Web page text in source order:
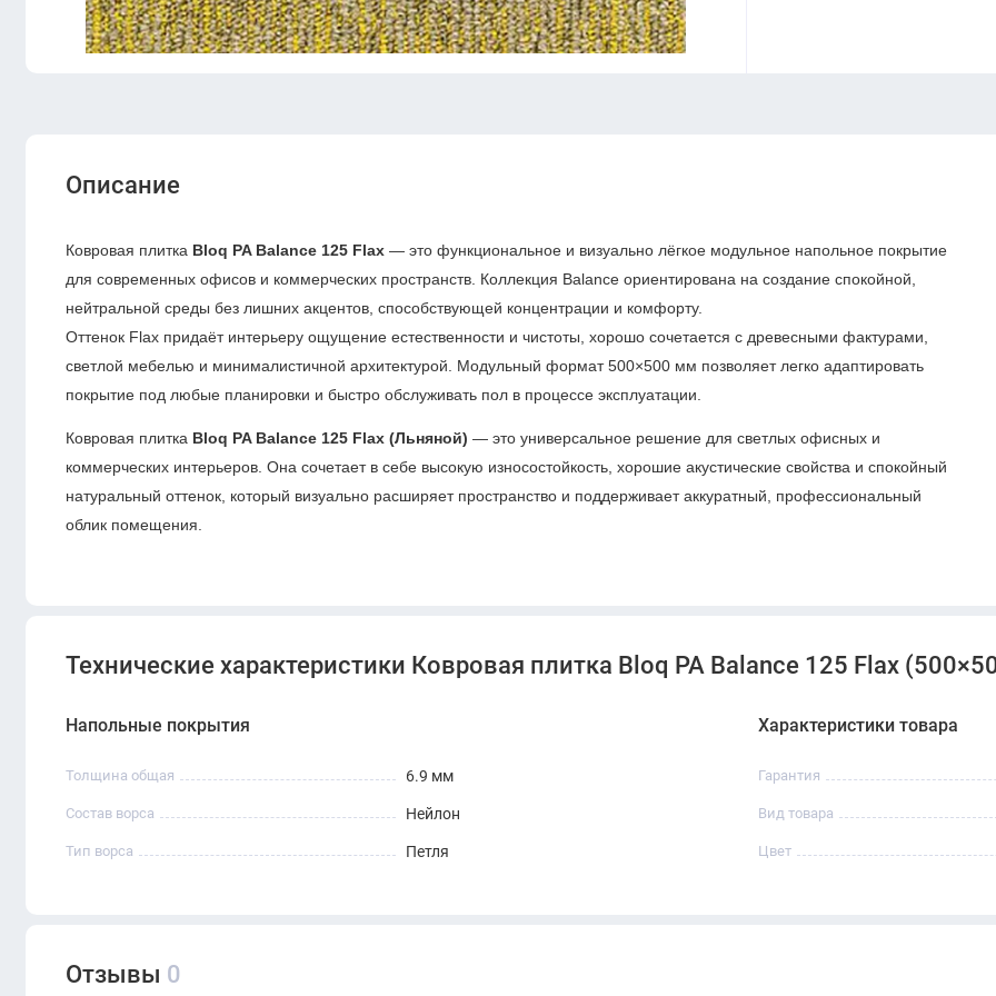
Описание
Ковровая плитка Bloq PA Balance 125 Flax — это функциональное и визуально лёгкое модульное напольное покрытие
для современных офисов и коммерческих пространств. Коллекция Balance ориентирована на создание спокойной,
нейтральной среды без лишних акцентов, способствующей концентрации и комфорту.
Оттенок Flax придаёт интерьеру ощущение естественности и чистоты, хорошо сочетается с древесными фактурами,
светлой мебелью и минималистичной архитектурой. Модульный формат 500×500 мм позволяет легко адаптировать
покрытие под любые планировки и быстро обслуживать пол в процессе эксплуатации.
Ковровая плитка Bloq PA Balance 125 Flax (Льняной) — это универсальное решение для светлых офисных и
коммерческих интерьеров. Она сочетает в себе высокую износостойкость, хорошие акустические свойства и спокойный
натуральный оттенок, который визуально расширяет пространство и поддерживает аккуратный, профессиональный
облик помещения.
Технические характеристики Ковровая плитка Bloq PA Balance 125 Flax
Напольные покрытия
Толщина общая 6.9 мм
Состав ворса Нейлон
Тип ворса Петля
Характеристики товара
Гарантия
Вид товара
Цвет
Отзывы 0